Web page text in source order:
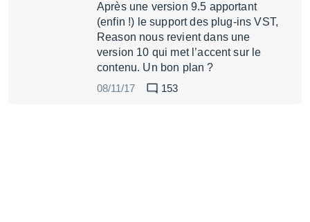
Après une version 9.5 apportant
(enfin !) le support des plug-ins VST,
Reason nous revient dans une
version 10 qui met l’accent sur le
contenu. Un bon plan ?
08/11/17
153